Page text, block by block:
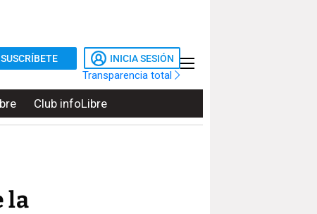
SUSCRÍBETE INICIA SESIÓN
Transparencia total
Club infoLibre
la